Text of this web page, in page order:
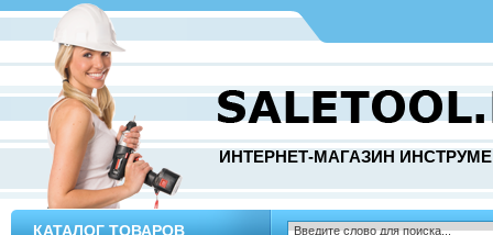
ИНТЕРНЕТ-МАГАЗИН
КАТАЛОГ ТОВАРОВ